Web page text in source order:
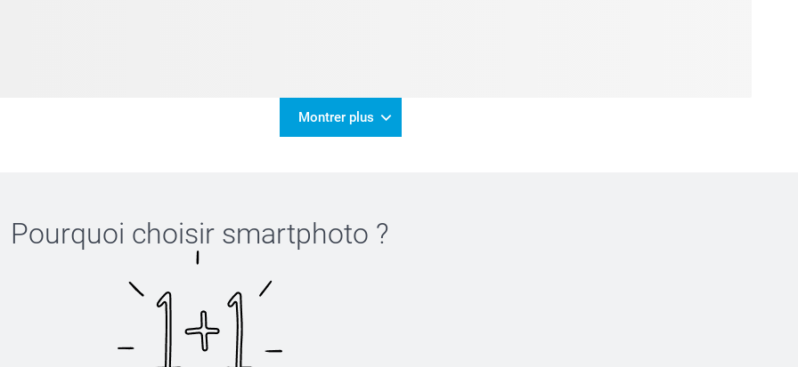
Montrer plus
Pourquoi choisir smartphoto ?